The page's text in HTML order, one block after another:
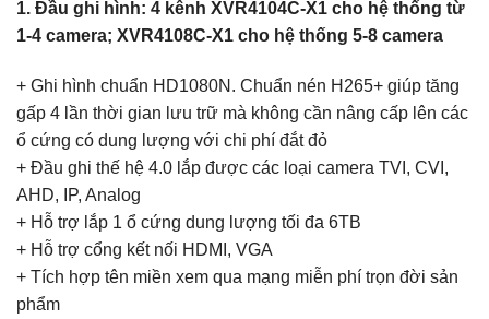
1. Đầu ghi hình: 4 kênh XVR4104C-X1 cho hệ thống từ
1-4 camera; XVR4108C-X1 cho hệ thống 5-8 camera
+ Ghi hình chuẩn HD1080N. Chuẩn nén H265+ giúp tăng
gấp 4 lần thời gian lưu trữ mà không cần nâng cấp lên các
ổ cứng có dung lượng với chi phí đắt đỏ
+ Đầu ghi thế hệ 4.0 lắp được các loại camera TVI, CVI,
AHD, IP, Analog
+ Hỗ trợ lắp 1 ổ cứng dung lượng tối đa 6TB
+ Hỗ trợ cổng kết nối HDMI, VGA
+ Tích hợp tên miền xem qua mạng miễn phí trọn đời sản
phẩm